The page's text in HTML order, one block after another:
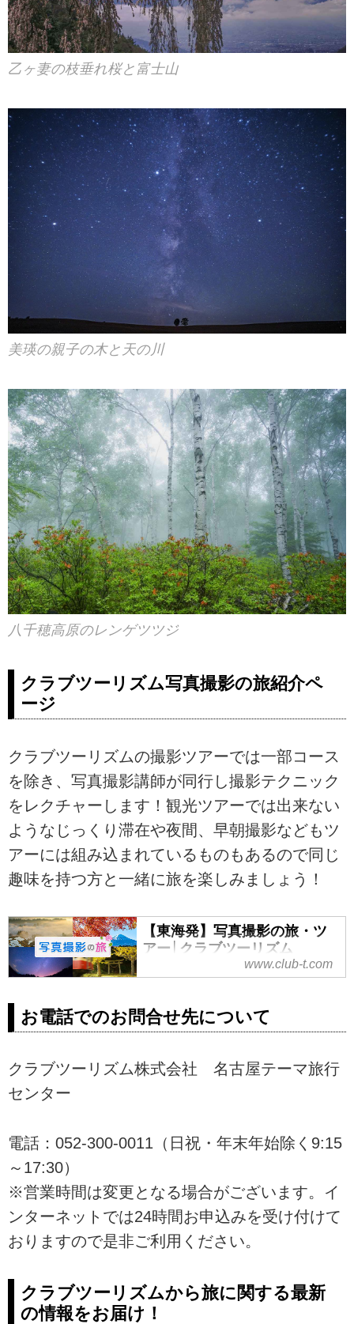
乙ヶ妻の枝垂れ桜と富士山
美瑛の親子の木と天の川
八千穂高原のレンゲツツジ
クラブツーリズム写真撮影の旅紹介ペ
ージ
クラブツーリズムの撮影ツアーでは一部コース
を除き、写真撮影講師が同行し撮影テクニック
をレクチャーします！観光ツアーでは出来ない
ようなじっくり滞在や夜間、早朝撮影などもツ
アーには組み込まれているものもあるので同じ
趣味を持つ方と一緒に旅を楽しみましょう！
【東海発】写真撮影の旅・ツ
アー│クラブツーリズム
な添乗員付き。国内から海外まで
多彩なプランや、初心者から学べ
ロのカメラマンやフォトインスト
www.club-t.com
お電話でのお問合せ先について
クラブツーリズム株式会社 名古屋テーマ旅行
センター
電話：052-300-0011（日祝・年末年始除く9:15
～17:30）
※営業時間は変更となる場合がございます。イ
ンターネットでは24時間お申込みを受け付けて
おりますので是非ご利用ください。
クラブツーリズムから旅に関する最新
の情報をお届け！